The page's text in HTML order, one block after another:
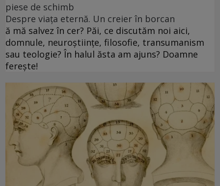
piese de schimb
Despre viața eternă. Un creier în borcan
ă mă salvez în cer? Păi, ce discutăm noi aici,
domnule, neuroștiințe, filosofie, transumanism
sau teologie? În halul ăsta am ajuns? Doamne
ferește!